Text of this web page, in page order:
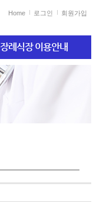
Home 로그인 회원가입
장례식장 이용안내